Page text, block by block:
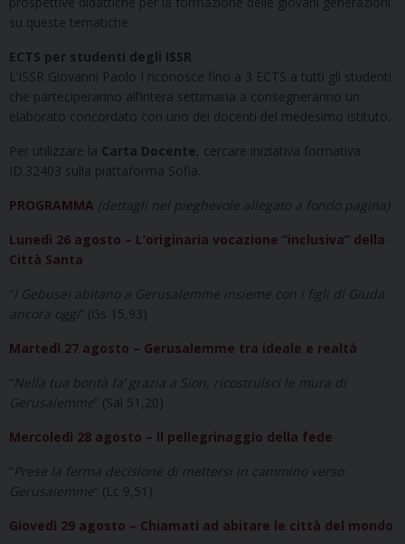
su queste tematiche.
ECTS per studenti degli ISSR
L’ISSR Giovanni Paolo I riconosce fino a 3 ECTS a tutti gli studenti
che parteciperanno all’intera settimana a consegneranno un
elaborato concordato con uno dei docenti del medesimo istituto.
Per utilizzare la Carta Docente, cercare iniziativa formativa
ID.32403 sulla piattaforma Sofia.
PROGRAMMA (dettagli nel pieghevole allegato a fondo pagina)
Lunedì 26 agosto – L’originaria vocazione “inclusiva” della
Città Santa
“I Gebusei abitano a Gerusalemme insieme con i figli di Giuda
ancora oggi” (Gs 15,93)
Martedì 27 agosto – Gerusalemme tra ideale e realtà
“Nella tua bontà fa’ grazia a Sion, ricostruisci le mura di
Gerusalemme” (Sal 51,20)
Mercoledì 28 agosto – Il pellegrinaggio della fede
“Prese la ferma decisione di mettersi in cammino verso
Gerusalemme” (Lc 9,51)
Giovedì 29 agosto – Chiamati ad abitare le città del mondo